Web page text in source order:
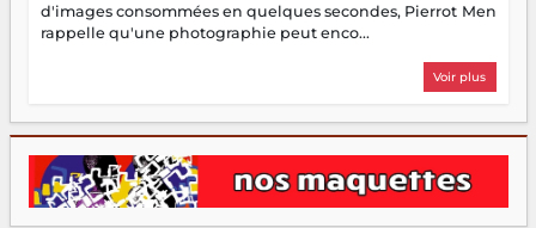
d'images consommées en quelques secondes, Pierrot Men
rappelle qu'une photographie peut enco...
Voir plus